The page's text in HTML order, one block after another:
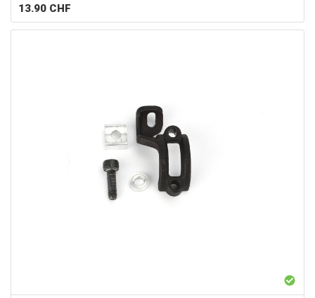
13.90 CHF